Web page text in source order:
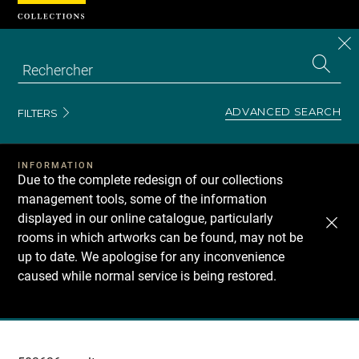
FILTERS ADVANCED SEARCH
INFORMATION
Due to the complete redesign of our collections
management tools, some of the information
displayed in our online catalogue, particularly
rooms in which artworks can be found, may not be
up to date. We apologise for any inconvenience
caused while normal service is being restored.
Recherche
Cookies management panel